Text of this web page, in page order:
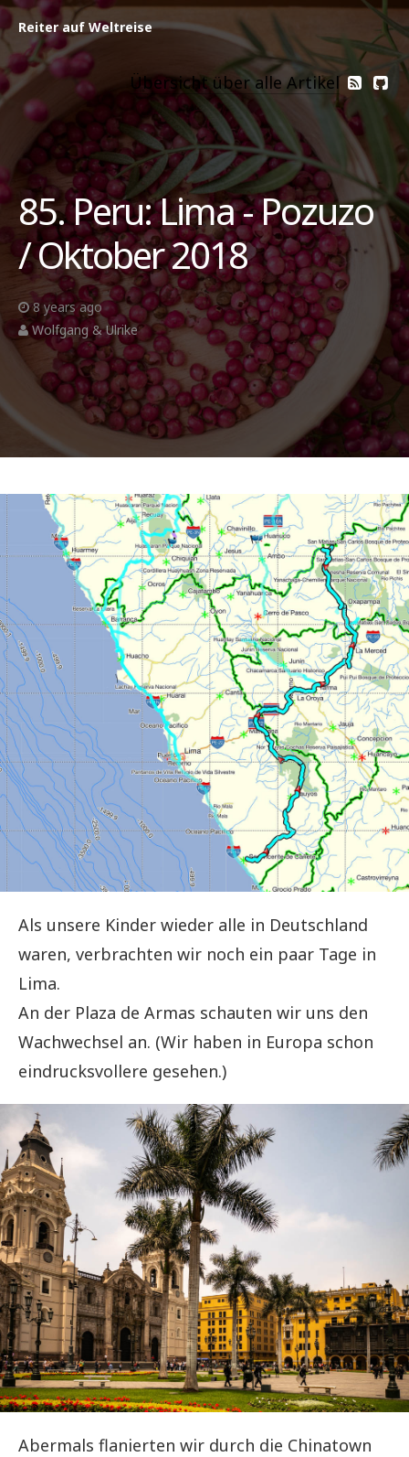
Reiter auf Weltreise
Übersicht über alle Artikel
85. Peru: Lima - Pozuzo
/ Oktober 2018
8 years ago
Wolfgang & Ulrike
Als unsere Kinder wieder alle in Deutschland
waren, verbrachten wir noch ein paar Tage in
Lima.
An der Plaza de Armas schauten wir uns den
Wachwechsel an. (Wir haben in Europa schon
eindrucksvollere gesehen.)
Abermals flanierten wir durch die Chinatown